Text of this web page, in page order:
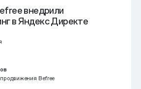
внедрили
в Яндекс Директе
Befree